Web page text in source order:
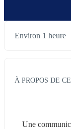
Environ 1 heure
À PROPOS DE
Une